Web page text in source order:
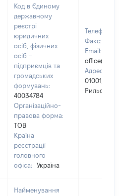
Код в Єдиному
державному
реєстрі
юридичних
осіб, фізичних
осіб –
підприємців та
громадських
формувань:
40034784
Організаційно-
правова форма:
ТОВ
Країна
реєстрації
головного
офіса:
Україна
Телефон:
Факс:
Email:
Адреса
01001,
Рильський
Найменування